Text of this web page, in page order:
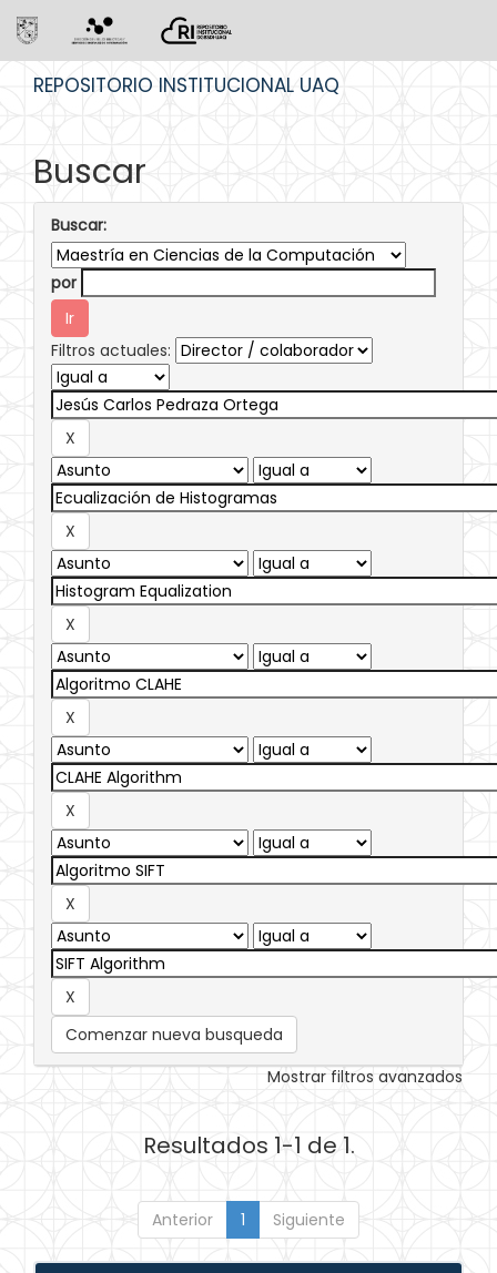
REPOSITORIO INSTITUCIONAL UAQ
Buscar
Buscar:
por
Filtros actuales:
Comenzar nueva busqueda
Mostrar filtros avanzados
Resultados 1-1 de 1.
Anterior 1 Siguiente